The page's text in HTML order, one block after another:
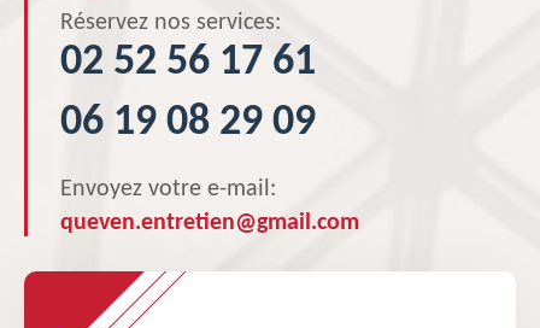
Réservez nos services:
02 52 56 17 61
06 19 08 29 09
Envoyez votre e-mail:
queven.entretien@gmail.com